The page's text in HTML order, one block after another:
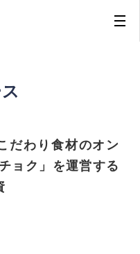
だわり食材のオン
ョク」を運営する